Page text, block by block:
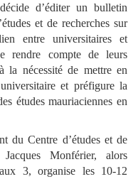
d’éditer un bulletin
et de recherches sur
entre universitaires et
rendre compte de leurs
la nécessité de mettre en
et préfigure la
études mauriaciennes en
du Centre d’études et de
Monférier, alors
3, organise les 10-12